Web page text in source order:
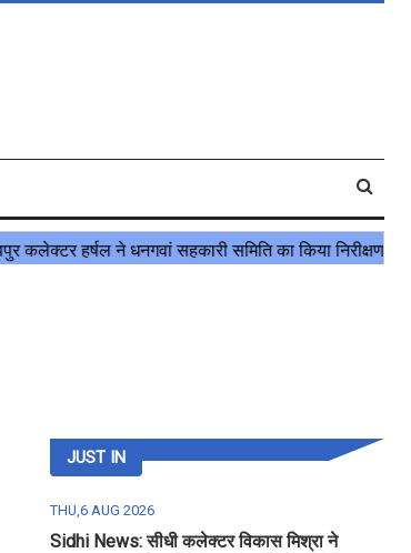
JUST IN
THU,6 AUG 2026
Sidhi News: सीधी कलेक्टर विकास मिश्रा ने